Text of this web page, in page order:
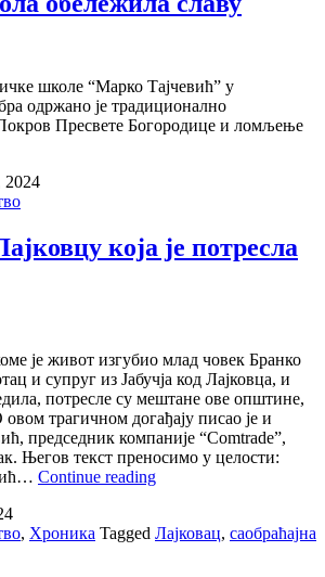
школе “Марко Тајчевић” у
одржано је традиционално
Пресвете Богородице и ломљење
2024
која је потресла
је живот изгубио млад човек Бранко
и супруг из Јабучја код Лајковца, и
потресле су мештане ове општине,
трагичном догађају писао је и
председник компаније “Comtrade”,
Његов текст преносимо у целости:
Continue readingТрагедија
која
, Хроника Tagged Лајковац, саобраћајна